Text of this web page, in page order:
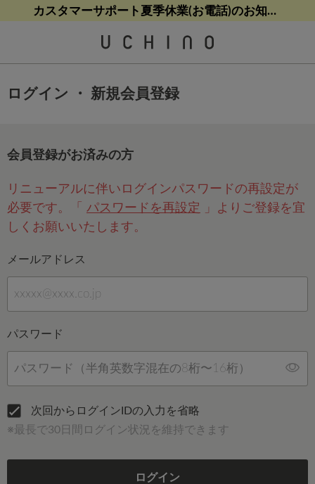
熊本地震等の影響によるお荷物配送について
【8/9(日)9:59まで！】最大10%ポイントバックカスタマーサポート夏季休業(お電話)のお知らせ
熊本地震等の影響によるお荷物配送について
【8/9(日)9:59まで！】最大10%ポイントバック
ログイン ・ 新規会員登録
会員登録がお済みの方
リニューアルに伴いログインパスワードの再設定が
必要です。「 パスワードを再設定
」よりご登録を宜
しくお願いいたします。
メールアドレス
パスワード
次回からログインIDの入力を省略
※最長で30日間ログイン状況を維持できます
ログイン